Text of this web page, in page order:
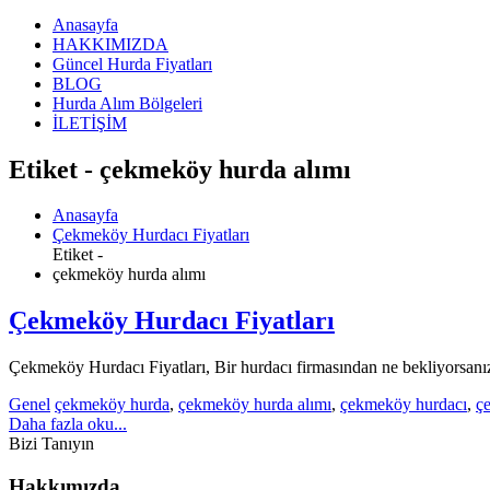
Anasayfa
HAKKIMIZDA
Güncel Hurda Fiyatları
BLOG
Hurda Alım Bölgeleri
İLETİŞİM
Etiket - çekmeköy hurda alımı
Anasayfa
Çekmeköy Hurdacı Fiyatları
Etiket -
çekmeköy hurda alımı
Çekmeköy Hurdacı Fiyatları
Çekmeköy Hurdacı Fiyatları, Bir hurdacı firmasından ne
Genel çekmeköy hurda, çekmeköy hurda alımı, çekmeköy hurdacı,
Daha fazla oku...
Bizi Tanıyın